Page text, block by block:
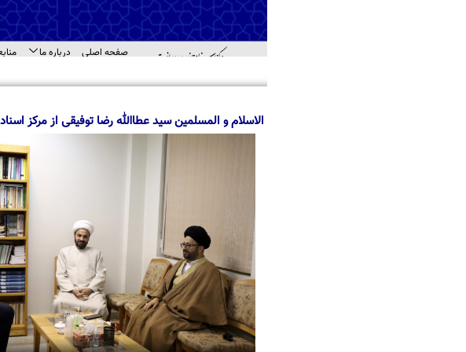
منابع خدمات اطلاع رسانی سندپژوهی
و المسلمین سید عطاالله رضا توفیقی از مرکز اسناد حوزه و روحانیت